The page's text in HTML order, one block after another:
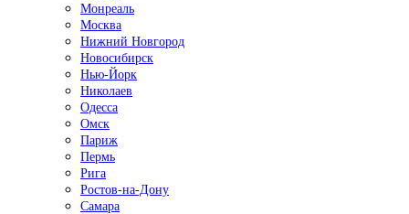
Монреаль
Москва
Нижний Новгород
Новосибирск
Нью-Йорк
Николаев
Одесса
Омск
Париж
Пермь
Рига
Ростов-на-Дону
Самара